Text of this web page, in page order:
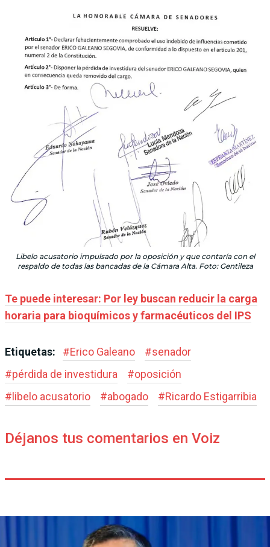
Libelo acusatorio impulsado por la oposición y que contaría con el
respaldo de todas las bancadas de la Cámara Alta. Foto: Gentileza
Te puede interesar: Por ley buscan reducir la carga
horaria para bioquímicos y farmacéuticos del IPS
Etiquetas: #Erico Galeano #senador
#pérdida de investidura #oposición
# libelo acusatorio #abogado #Ricardo Estigarribia
Déjanos tus comentarios en Voiz